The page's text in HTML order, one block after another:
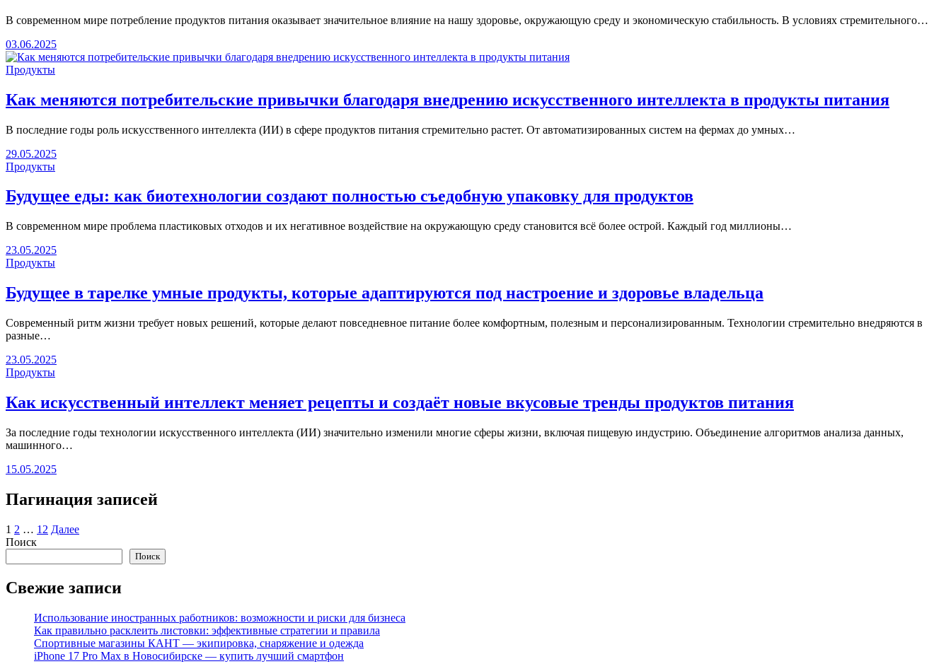
В современном мире потребление продуктов питания оказывает значительное влияние на нашу здоровье, окружающую среду и экономическую стабильность. В условиях стремительного…
03.06.2025
Продукты
Как меняются потребительские привычки благодаря внедрению искусственного интеллекта в продукты питания
В последние годы роль искусственного интеллекта (ИИ) в сфере продуктов питания стремительно растет. От автоматизированных систем на фермах до умных…
29.05.2025
Продукты
Будущее еды: как биотехнологии создают полностью съедобную упаковку для продуктов
В современном мире проблема пластиковых отходов и их негативное воздействие на окружающую среду становится всё более острой. Каждый год миллионы…
23.05.2025
Продукты
Будущее в тарелке умные продукты, которые адаптируются под настроение и здоровье владельца
Современный ритм жизни требует новых решений, которые делают повседневное питание более комфортным, полезным и персонализированным. Технологии стремительно внедряются в
разные…
23.05.2025
Продукты
Как искусственный интеллект меняет рецепты и создаёт новые вкусовые тренды продуктов питания
За последние годы технологии искусственного интеллекта (ИИ) значительно изменили многие сферы жизни, включая пищевую индустрию. Объединение алгоритмов анализа данных,
машинного…
15.05.2025
Пагинация записей
1 2 … 12 Далее
Поиск
Поиск
Свежие записи
Использование иностранных работников: возможности и риски для бизнеса
Как правильно расклеить листовки: эффективные стратегии и правила
Спортивные магазины КАНТ — экипировка, снаряжение и одежда
iPhone 17 Pro Max в Новосибирске — купить лучший смартфон